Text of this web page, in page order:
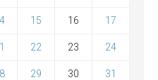
15 16 17
22 23 24
29 30 31